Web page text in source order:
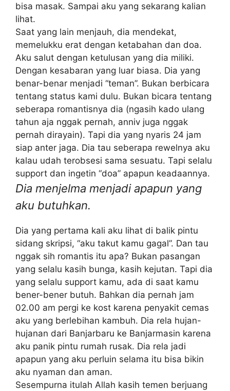
bisa masak. Sampai aku yang sekarang kalian
lihat.
Saat yang lain menjauh, dia mendekat,
memelukku erat dengan ketabahan dan doa.
Aku salut dengan ketulusan yang dia miliki.
Dengan kesabaran yang luar biasa. Dia yang
benar-benar menjadi “teman”. Bukan berbicara
tentang status kami dulu. Bukan bicara tentang
seberapa romantisnya dia (ngasih kado ulang
tahun aja nggak pernah, anniv juga nggak
pernah dirayain). Tapi dia yang nyaris 24 jam
siap anter jaga. Dia tau seberapa rewelnya aku
kalau udah terobsesi sama sesuatu. Tapi selalu
support dan ingetin “doa” apapun keadaannya.
Dia menjelma menjadi apapun yang
aku butuhkan.
Dia yang pertama kali aku lihat di balik pintu
sidang skripsi, “aku takut kamu gagal”. Dan tau
nggak sih romantis itu apa? Bukan pasangan
yang selalu kasih bunga, kasih kejutan. Tapi dia
yang selalu support kamu, ada di saat kamu
bener-bener butuh. Bahkan dia pernah jam
02.00 am pergi ke kost karena penyakit cemas
aku yang berlebihan kambuh. Dia rela hujan-
hujanan dari Banjarbaru ke Banjarmasin karena
aku panik pintu rumah rusak. Dia rela jadi
apapun yang aku perluin selama itu bisa bikin
aku nyaman dan aman.
Sesempurna itulah Allah kasih temen berjuang